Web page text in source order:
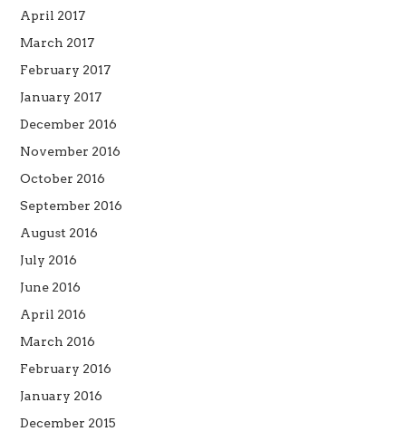
April 2017
March 2017
February 2017
January 2017
December 2016
November 2016
October 2016
September 2016
August 2016
July 2016
June 2016
April 2016
March 2016
February 2016
January 2016
December 2015